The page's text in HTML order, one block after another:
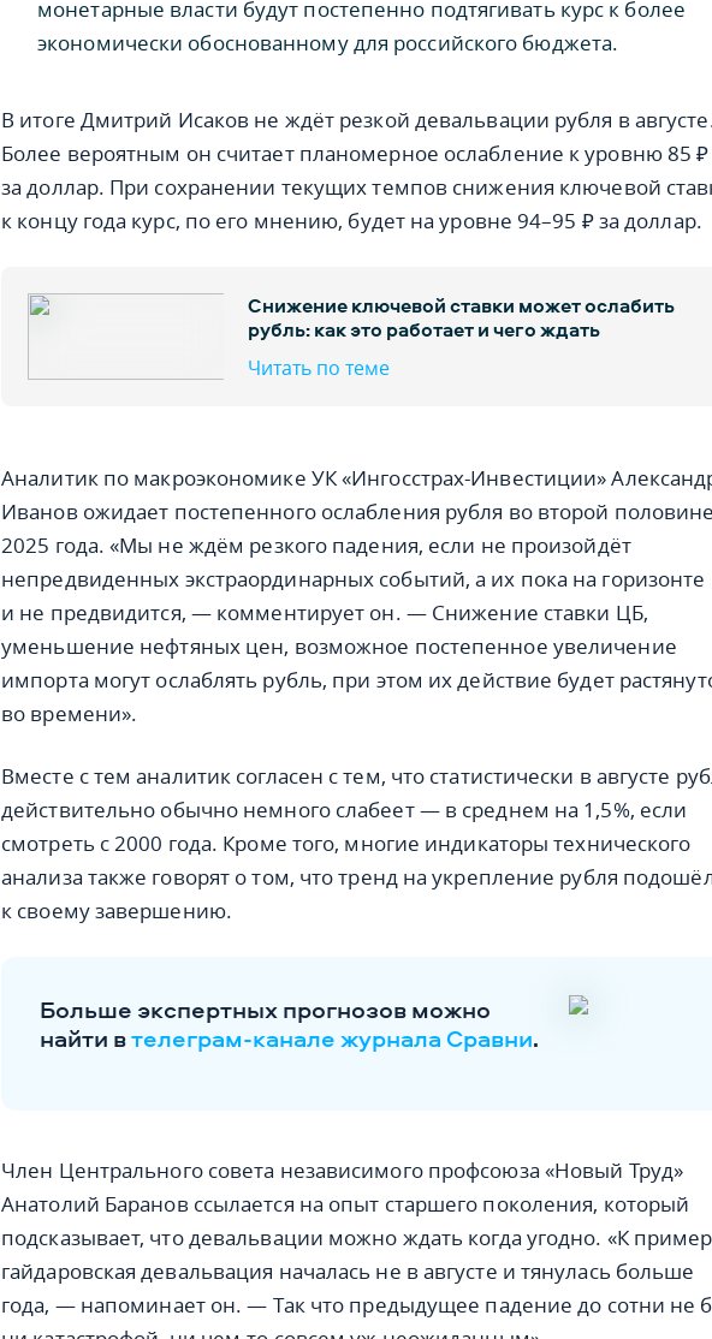
монетарные власти будут постепенно подтягивать курс к более
экономически обоснованному для российского бюджета.
В итоге Дмитрий Исаков не ждёт резкой девальвации рубля в
Более вероятным он считает планомерное ослабление к уровню 85 ₽
за доллар. При сохранении текущих темпов снижения ключевой
к концу года курс, по его мнению, будет на уровне 94–95 ₽ за доллар.
Снижение ключевой ставки может ослабить
рубль: как это работает и чего ждать
Читать по теме
Аналитик по макроэкономике УК «Ингосстрах-Инвестиции»
Иванов ожидает постепенного ослабления рубля во второй половине
2025 года. «Мы не ждём резкого падения, если не произойдёт
непредвиденных экстраординарных событий, а их пока на горизонте
и не предвидится, — комментирует он. — Снижение ставки ЦБ,
уменьшение нефтяных цен, возможное постепенное увеличение
импорта могут ослаблять рубль, при этом их действие будет
во времени».
Вместе с тем аналитик согласен с тем, что статистически в августе
действительно обычно немного слабеет — в среднем на 1,5%, если
смотреть с 2000 года. Кроме того, многие индикаторы технического
анализа также говорят о том, что тренд на укрепление рубля
к своему завершению.
Больше экспертных прогнозов можно
найти втелеграм-канале журнала Сравни.
Член Центрального совета независимого профсоюза «Новый Труд»
Анатолий Баранов ссылается на опыт старшего поколения, который
подсказывает, что девальвации можно ждать когда угодно. «К
гайдаровская девальвация началась не в августе и тянулась больше
года, — напоминает он. — Так что предыдущее падение до сотни не